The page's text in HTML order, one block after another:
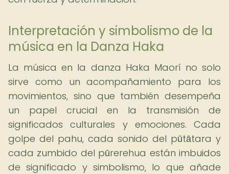
Interpretación y simbolismo de la
música en la Danza Haka
La música en la danza Haka Maorí no solo
sirve como un acompañamiento para los
movimientos, sino que también desempeña
un papel crucial en la transmisión de
significados culturales y emociones. Cada
golpe del pahu, cada sonido del pūtātara y
cada zumbido del pūrerehua están imbuidos
de significado y simbolismo, lo que añade